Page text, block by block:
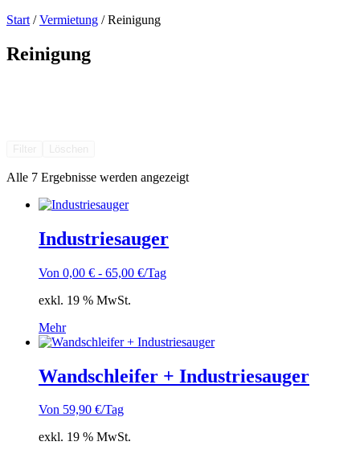
Start /Vermietung / Reinigung
Reinigung
Alle 7 Ergebnisse werden angezeigt
Industriesauger
Von 0,00 € - 65,00 €/Tag
exkl. 19 % MwSt.
Mehr
Wandschleifer + Industriesauger
Von 59,90 €/Tag
exkl. 19 % MwSt.